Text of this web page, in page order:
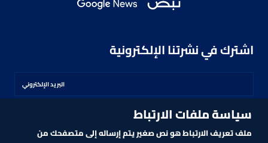
اشترك في نشرتنا الإلكترونية
اشترك
سياسة ملفات الارتباط
ملف تعريف الارتباط هو نص صغير يتم إرساله إلى متصفحك من